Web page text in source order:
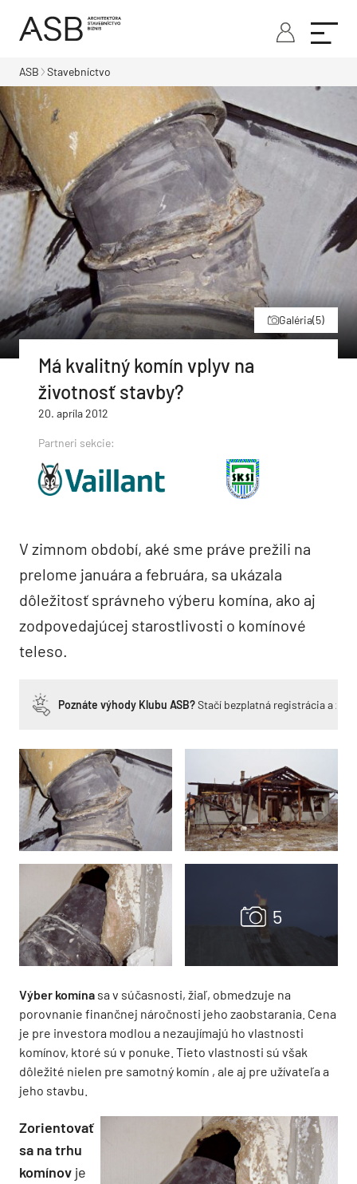
ASB Stavebníctvo
Galéria(5)
Má kvalitný komín vplyv na
životnosť stavby?
20. apríla 2012
Partneri sekcie:
V zimnom období, aké sme práve prežili na
prelome januára a februára, sa ukázala
dôležitosť správneho výberu komína, ako aj
zodpovedajúcej starostlivosti o komínové
teleso.
Poznáte výhody Klubu ASB?Stačí bezplatná registrácia a
Výber komína sa v súčasnosti, žiaľ, obmedzuje na
porovnanie finančnej náročnosti jeho zaobstarania. Cena
je pre investora modlou a nezaujímajú ho vlastnosti
komínov, ktoré sú v ponuke. Tieto vlastnosti sú však
dôležité nielen pre samotný komín , ale aj pre užívateľa a
jeho stavbu.
Zorientovať
sa na trhu
komínov je